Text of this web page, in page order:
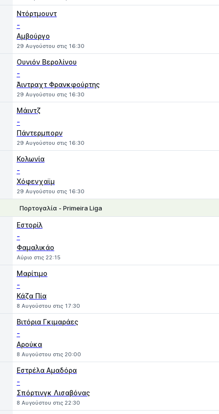
Ντόρτμουντ
-
Αμβούργο
29 Αυγούστου στις 16:30
Ουνιόν Βερολίνου
-
Άιντραχτ Φρανκφούρτης
29 Αυγούστου στις 16:30
Μάιντζ
-
Πάντερμπορν
29 Αυγούστου στις 16:30
Κολωνία
-
Χόφενχαϊμ
29 Αυγούστου στις 16:30
Πορτογαλία - Primeira Liga
Εστορίλ
-
Φαμαλικάο
Αύριο στις 22:15
Μαρίτιμο
-
Κάζα Πία
8 Αυγούστου στις 17:30
Βιτόρια Γκιμαράες
-
Αρούκα
8 Αυγούστου στις 20:00
Εστρέλα Αμαδόρα
-
Σπόρτινγκ Λισαβόνας
8 Αυγούστου στις 22:30